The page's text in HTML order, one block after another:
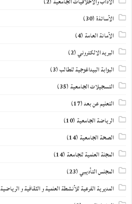
الأساتذة(30)
الأمانة العامة (4)
البريد الالكتروني(2)
البوابة البيداغوجية للطالب(3)
التسجيلات الجامعية (35)
التعليم عن بعد(17)
الرياضة الجامعية (10)
الصحة الجامعية (14)
المجلة العلمية للجامعة (14)
المجلس التأديبي(23)
المديرية الفرعية للأنشطة العلمية و الثقافية و الرياضية